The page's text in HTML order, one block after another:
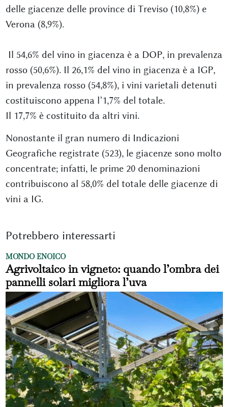
delle giacenze delle province di Treviso (10,8%) e
Verona (8,9%).
Il 54,6% del vino in giacenza è a DOP, in prevalenza
rosso (50,6%). Il 26,1% del vino in giacenza è a IGP,
in prevalenza rosso (54,8%), i vini varietali detenuti
costituiscono appena l’1,7% del totale.
Il 17,7% è costituito da altri vini.
Nonostante il gran numero di Indicazioni
Geografiche registrate (523), le giacenze sono molto
concentrate; infatti, le prime 20 denominazioni
contribuiscono al 58,0% del totale delle giacenze di
vini a IG.
Potrebbero interessarti
MONDO ENOICO
Agrivoltaico in vigneto: quando l’ombra dei
pannelli solari migliora l’uva